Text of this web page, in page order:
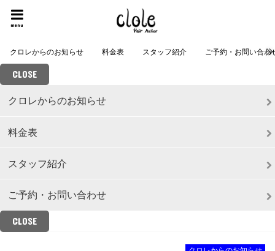
menu
クロレからのお知らせ 料金表 スタッフ紹介 ご予約・お問い合わ
CLOSE
クロレからのお知らせ
料金表
スタッフ紹介
ご予約・お問い合わせ
CLOSE